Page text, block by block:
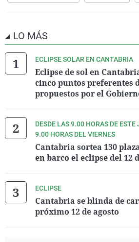
LO MÁS
ECLIPSE SOLAR EN CANTABRIA
Eclipse de sol en
cinco puntos preferentes
propuestos por el
DESDE LAS 9.00 HORAS DE
9.00 HORAS DEL VIERNES
Cantabria sortea 130
en barco el eclipse del 12
ECLIPSE
Cantabria se blinda de
próximo 12 de agosto